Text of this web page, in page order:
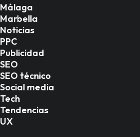
Málaga
Marbella
Noticias
PPC
Publicidad
SEO
SEO técnico
Social media
Tech
Tendencias
UX
Introducción
Granada es una de las